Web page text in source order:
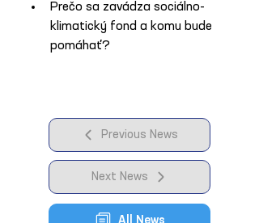
Prečo sa zavádza sociálno-
klimatický fond a komu bude
pomáhať?
Previous News
Next News
All News